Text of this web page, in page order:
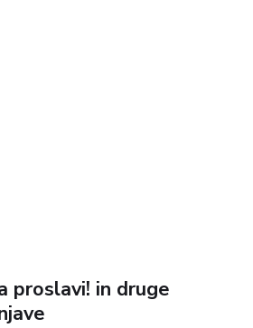
proslavi! in druge